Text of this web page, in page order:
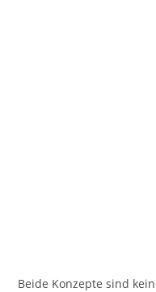
Beide Konzepte sind